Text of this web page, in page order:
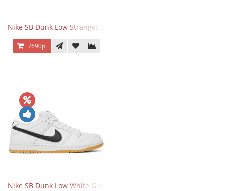
Nike SB Dunk Low StrangeLove Valentine's Day
7690р.
Nike SB Dunk Low White Gum